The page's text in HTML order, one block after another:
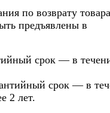
по возврату товара
предъявлены в
срок — в
срок — в
2 лет.